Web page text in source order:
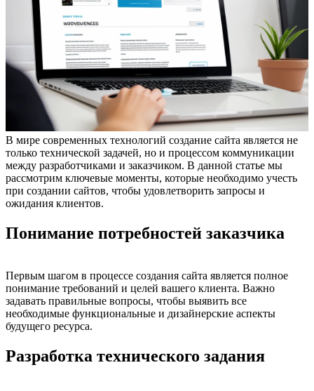
В мире современных технологий создание сайта является не
только технической задачей, но и процессом коммуникации
между разработчиками и заказчиком. В данной статье мы
рассмотрим ключевые моменты, которые необходимо учесть
при создании сайтов, чтобы удовлетворить запросы и
ожидания клиентов.
Понимание потребностей заказчика
Первым шагом в процессе создания сайта является полное
понимание требований и целей вашего клиента. Важно
задавать правильные вопросы, чтобы выявить все
необходимые функциональные и дизайнерские аспекты
будущего ресурса.
Разработка технического задания